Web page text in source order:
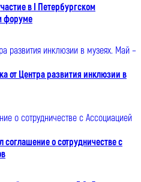
в I Петербургском
форуме
от Центра развития инклюзии в
соглашение о сотрудничестве с